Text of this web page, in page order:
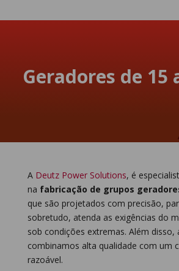
Geradores de 15
A Deutz Power Solutions, é
na fabricação de grupos
que são projetados com precisão,
sobretudo, atenda as exigências do
sob condições extremas. Além disso,
combinamos alta qualidade com um
razoável.